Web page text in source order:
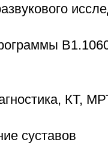
КТ,
суставов